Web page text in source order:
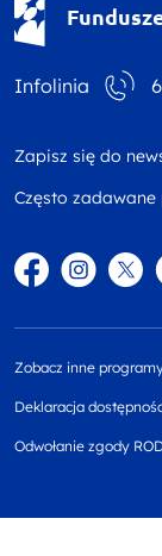
Infolinia
Zapisz się do
Często
Facebook
Zobacz inne
Deklaracja
Odwołanie zgody